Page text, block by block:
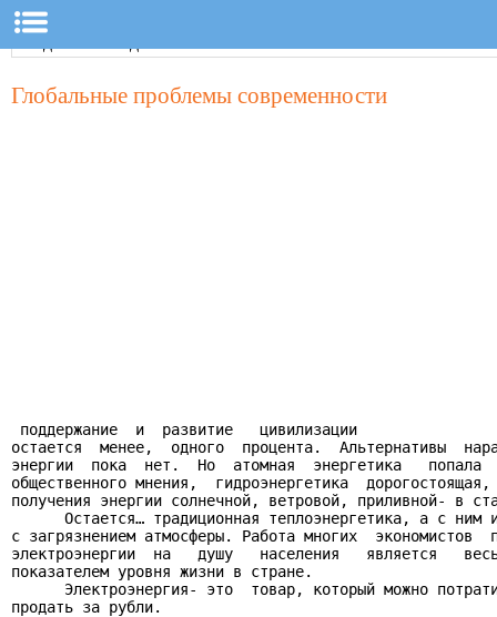
Глобальные проблемы современности
поддержание  и  развитие   цивилизации
остается  менее,  одного  процента.  Альтернативы
энергии  пока  нет.  Но  атомная  энергетика
общественного мнения,  гидроэнергетика
получения энергии солнечной, ветровой, приливной- в
Остается… традиционная теплоэнергетика, а с ним
с загрязнением атмосферы. Работа многих  экономистов
электроэнергии  на   душу   населения   является
показателем уровня жизни в стране.
Электроэнергия- это  товар, который можно
продать за рубли.